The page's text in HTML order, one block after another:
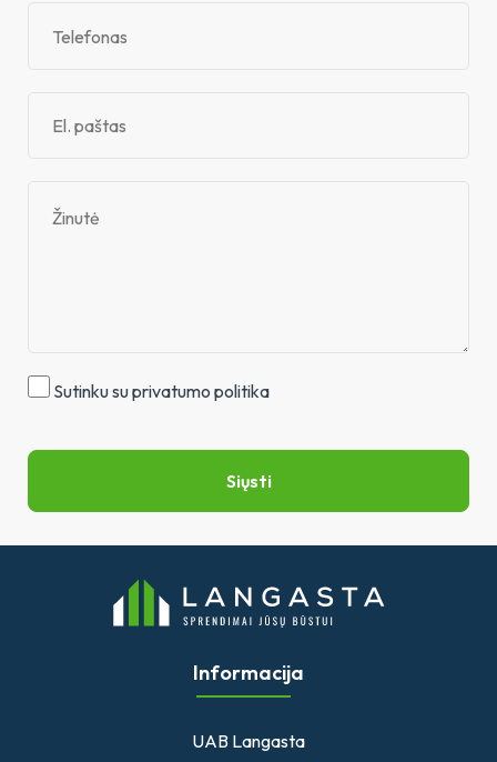
Sutinku su privatumo politika
Siųsti
Informacija
UAB Langasta